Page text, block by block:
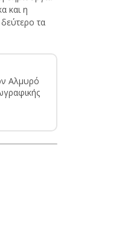
και η
τα
Αλμυρό